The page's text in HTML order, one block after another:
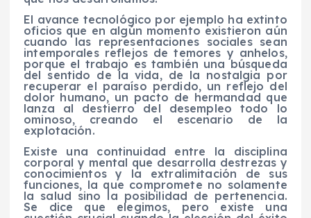
El avance tecnológico por ejemplo ha extinto
oficios que en algún momento existieron aún
cuando las representaciones sociales sean
intemporales reflejos de temores y anhelos,
porque el trabajo es también una búsqueda
del sentido de la vida, de la nostalgia por
recuperar el paraíso perdido, un reflejo del
dolor humano, un pacto de hermandad que
lanza al destierro del desempleo todo lo
ominoso, creando el escenario de la
explotación.
Existe una continuidad entre la disciplina
corporal y mental que desarrolla destrezas y
conocimientos y la extralimitación de sus
funciones, la que compromete no solamente
la salud sino la posibilidad de pertenencia.
Se dice que elegimos, pero existe una